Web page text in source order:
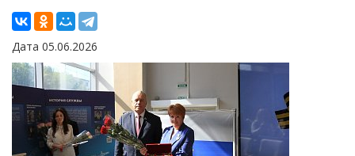
Дата 05.06.2026